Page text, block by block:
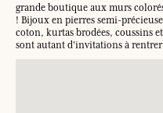
grande boutique aux murs
! Bijoux en pierres semi-
coton, kurtas brodées, coussins
sont autant d'invitations à